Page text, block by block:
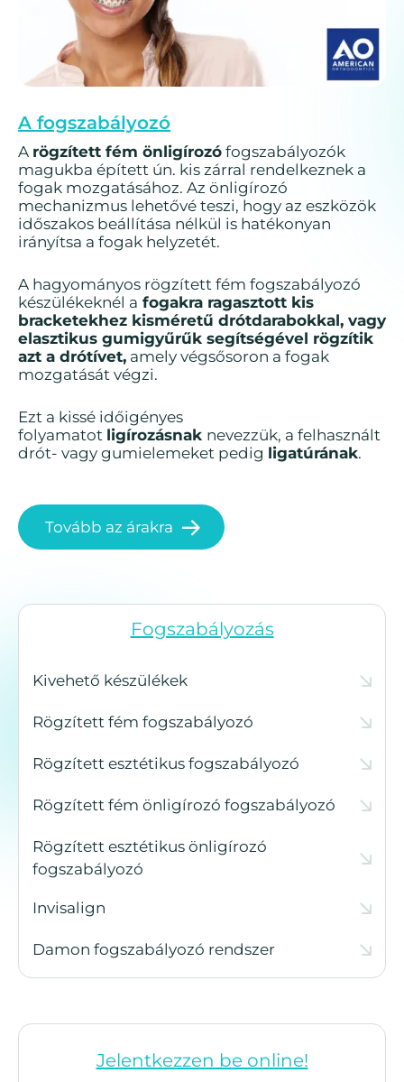
Fogszabályozás
Kivehető készülékek
Rögzített fém fogszabályozó
Rögzített esztétikus fogszabályozó
Rögzített fém önligírozó fogszabályozó
Rögzített esztétikus önligírozó
fogszabályozó
Invisalign
Damon fogszabályozó rendszer
Jelentkezzen be online!
A fogszabályozó
A rögzített fém önligírozó fogszabályozók
magukba épített ún. kis zárral rendelkeznek a
fogak mozgatásához. Az önligírozó
mechanizmus lehetővé teszi, hogy az eszközök
időszakos beállítása nélkül is hatékonyan
irányítsa a fogak helyzetét.
A hagyományos rögzített fém fogszabályozó
készülékeknél a fogakra ragasztott kis
bracketekhez kisméretű drótdarabokkal, vagy
elasztikus gumigyűrűk segítségével rögzítik
azt a drótívet, amely végsősoron a fogak
mozgatását végzi.
Ezt a kissé időigényes
folyamatot ligírozásnak nevezzük, a felhasznált
drót- vagy gumielemeket pedig ligatúrának.
Tovább az árakra